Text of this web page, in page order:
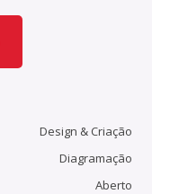
Design & Criação
Diagramação
Aberto